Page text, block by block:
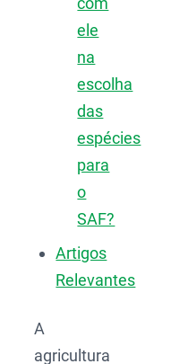
ele
na
escolha
das
espécies
para
o
SAF?
Artigos
Relevantes
A
agricultura